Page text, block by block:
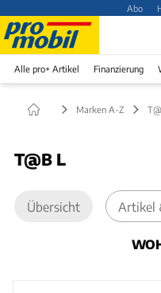
Abo
Alle pro+ Artikel Finanzierung
Marken A-Z
T@B L
Übersicht Artikel